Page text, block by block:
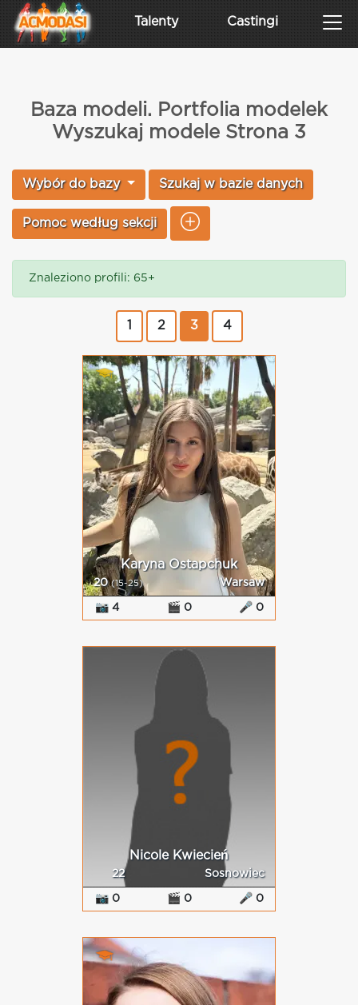
Talenty Castingi
Baza modeli. Portfolia modelek
Wyszukaj modele Strona 3
Wybór do bazy Szukaj w bazie danych
Pomoc według sekcji
Znaleziono profili: 65+
2 3 4
Karyna Ostapchuk
20(15-25) Warsaw
📷 4 🎬 0 🎤 0
Nicole Kwiecień
22 Sosnowiec
📷 0 🎬 0 🎤 0